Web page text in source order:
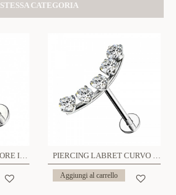
STESSA CATEGORIA
PIERCING LABRET FIORE IN ZIRCONIA - 6621124079662 PIERCING LABRET CURVO CON ZIRCONIA - 2621124120078/6621124079655
Aggiungi al carrello